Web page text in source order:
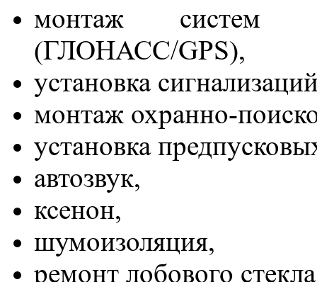
монтаж систем
(ГЛОНАСС/GPS),
установка
монтаж охранно-
установка
автозвук,
ксенон,
шумоизоляция,
ремонт лобового